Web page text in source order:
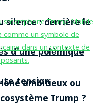
silence : derrière le
d’une polémique
tension
ambitieux ou
Trump ?